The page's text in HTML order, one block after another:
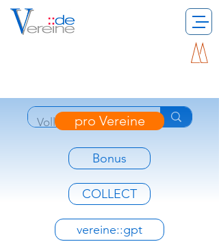
pro Vereine
Bonus
COLLECT
vereine::gpt